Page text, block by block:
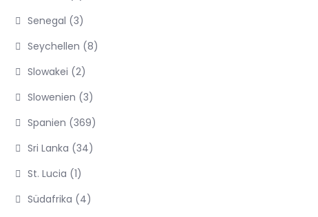
Senegal (3)
Seychellen (8)
Slowakei (2)
Slowenien (3)
Spanien (369)
Sri Lanka (34)
St. Lucia (1)
Südafrika (4)